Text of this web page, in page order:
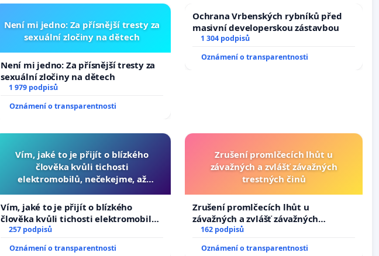
Není mi jedno: Za přísnější tresty za
sexuální zločiny na dětech
Není mi jedno: Za přísnější tresty za
sexuální zločiny na dětech
1 979 podpisů
Oznámení o transparentnosti
Ochrana Vrbenských rybníků před
masivní developerskou zástavbou
1 304 podpisů
Oznámení o transparentnosti
Vím, jaké to je přijít o blízkého
člověka kvůli tichosti
elektromobilů, nečekejme, až
auta!
Vím, jaké to je přijít o blízkého
člověka kvůli tichosti elektromobilů,
nečekejme, až přibydou další,
257 podpisů
Oznámení o transparentnosti
Zrušení promlčecích lhůt u
závažných a zvlášť závažných
trestných činů
Zrušení promlčecích lhůt u
závažných a zvlášť závažných
trestných činů
162 podpisů
Oznámení o transparentnosti